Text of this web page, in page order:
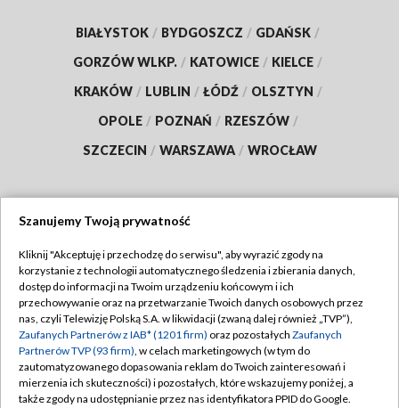
BIAŁYSTOK / BYDGOSZCZ / GDAŃSK /
GORZÓW WLKP. / KATOWICE / KIELCE /
KRAKÓW / LUBLIN / ŁÓDŹ / OLSZTYN /
OPOLE / POZNAŃ / RZESZÓW /
SZCZECIN / WARSZAWA / WROCŁAW
TVP
Abonament TVP
Emisja w TVP
Centrum informacji TVP
Naziemna Telewizja Cyfrowa
Regulamin TVP
Polityka prywatności
Moje zgody
Pomoc
Szanujemy Twoją prywatność
Kliknij "Akceptuję i przechodzę do serwisu", aby wyrazić zgody na
korzystanie z technologii automatycznego śledzenia i zbierania danych,
dostęp do informacji na Twoim urządzeniu końcowym i ich
przechowywanie oraz na przetwarzanie Twoich danych osobowych przez
nas, czyli Telewizję Polską S.A. w likwidacji (zwaną dalej również „TVP”),
Zaufanych Partnerów z IAB* (1201 firm) oraz pozostałych Zaufanych
Partnerów TVP (93 firm), w celach marketingowych (w tym do
zautomatyzowanego dopasowania reklam do Twoich zainteresowań i
mierzenia ich skuteczności) i pozostałych, które wskazujemy poniżej, a
także zgody na udostępnianie przez nas identyfikatora PPID do Google.